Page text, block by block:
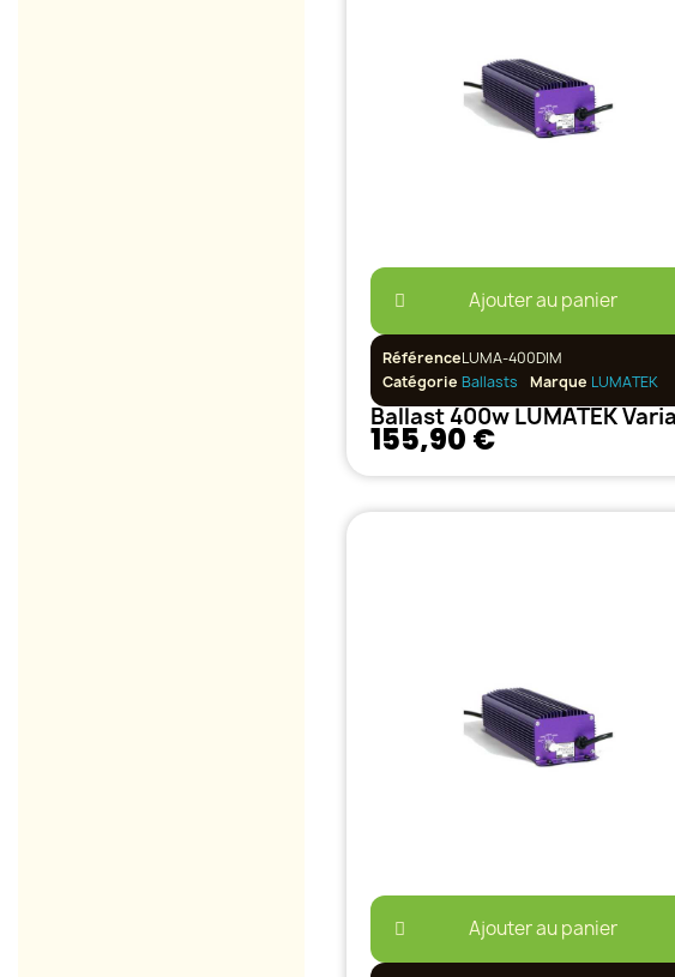
Ajouter au panier
RéférenceLUMA-400DIM
Catégorie Ballasts Marque LUMATEK
155,90 €
Ajouter au panier